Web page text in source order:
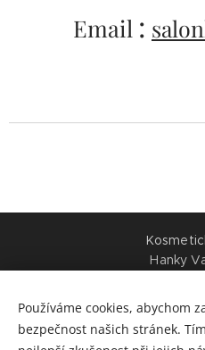
Email :
Hanky
(naproti
2. patro ,
Používáme cookies, abychom
bezpečnost našich stránek.